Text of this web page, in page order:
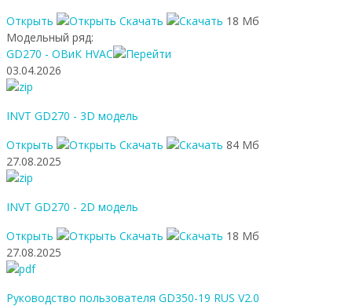
Открыть
Скачать
18 Мб
Модельный ряд:
GD270 - ОВиК HVAC
03.04.2026
INVT GD270 - 3D модель
Открыть
Скачать
84 Мб
27.08.2025
INVT GD270 - 2D модель
Открыть
Скачать
18 Мб
27.08.2025
Руководство пользователя GD350-19 RUS V2.0